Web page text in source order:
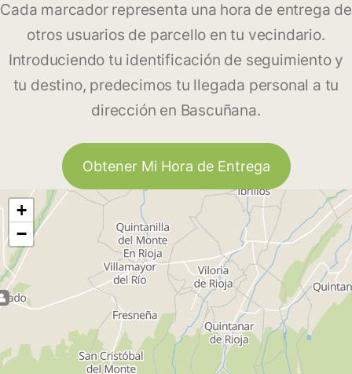
Cada marcador representa una hora de entrega de
otros usuarios de parcello en tu vecindario.
Introduciendo tu identificación de seguimiento y
tu destino, predecimos tu llegada personal a tu
dirección en Bascuñana.
Obtener Mi Hora de Entrega
+
−